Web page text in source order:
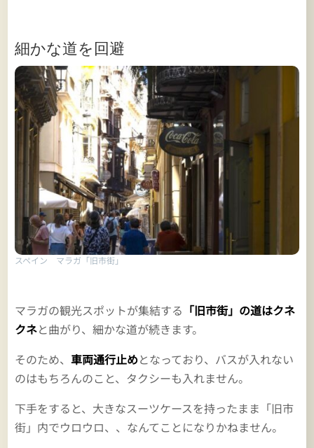
細かな道を回避
スペイン マラガ「旧市街」
マラガの観光スポットが集結する 「旧市街」の道はクネ
クネと曲がり、細かな道が続きます。
そのため、車両通行止めとなっており、バスが入れない
のはもちろんのこと、タクシーも入れません。
下手をすると、大きなスーツケースを持ったまま「旧市
街」内でウロウロ、、なんてことになりかねません。